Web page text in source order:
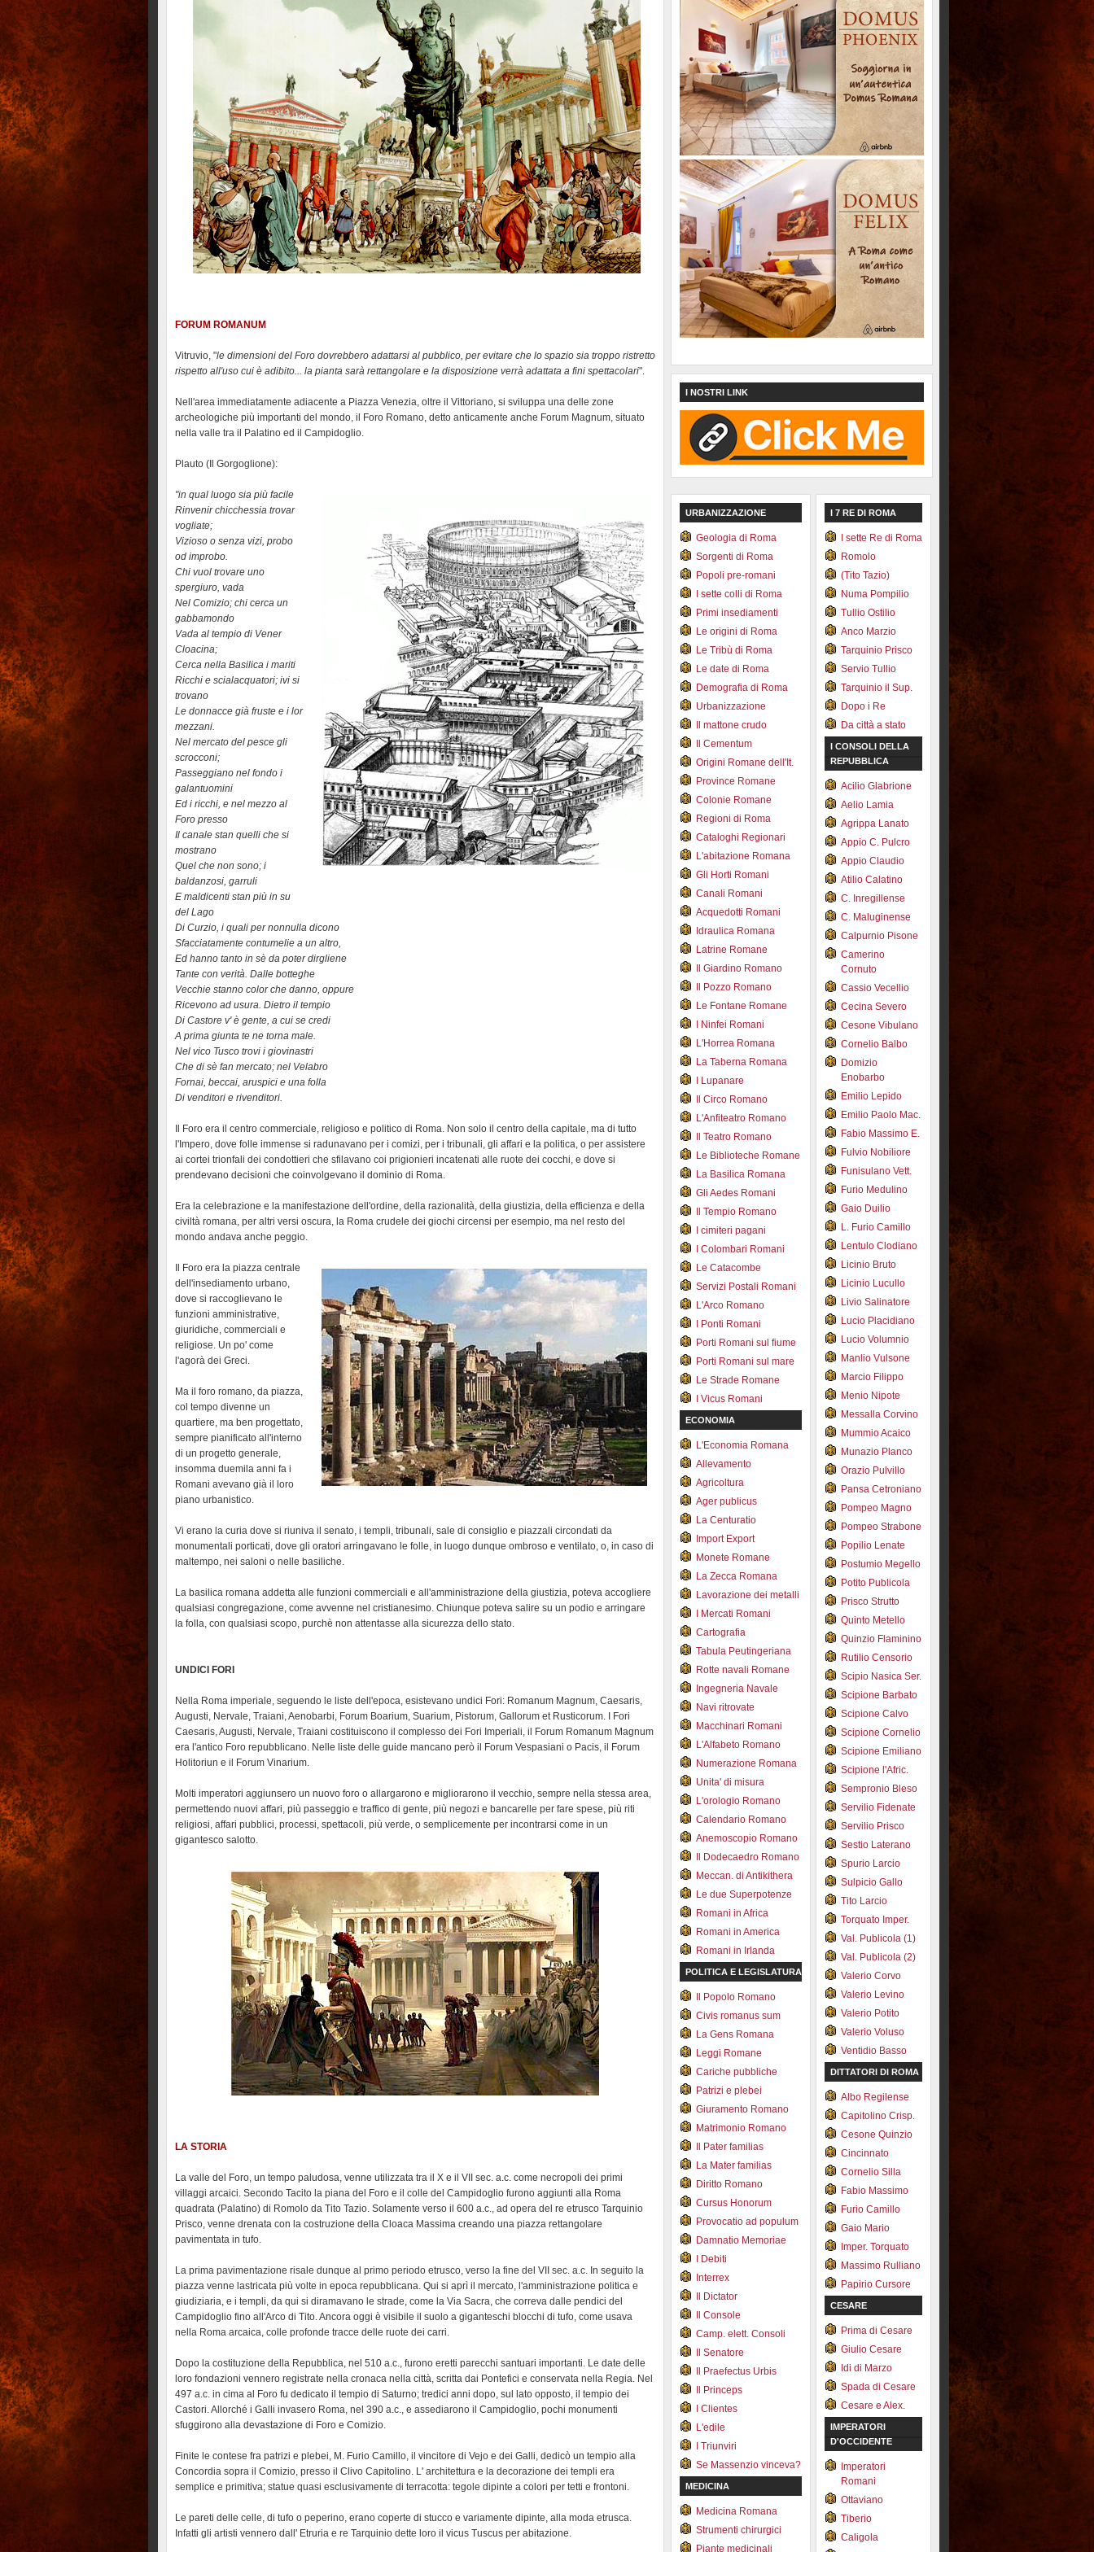
FORUM ROMANUM
Vitruvio, "le dimensioni del Foro dovrebbero adattarsi al pubblico, per evitare che lo spazio sia troppo ristretto
rispetto all'uso cui è adibito... la pianta sarà rettangolare e la disposizione verrà adattata a fini spettacolari".
Nell'area immediatamente adiacente a Piazza Venezia, oltre il Vittoriano, si sviluppa una delle zone
archeologiche più importanti del mondo, il Foro Romano, detto anticamente anche Forum Magnum, situato
nella valle tra il Palatino ed il Campidoglio.
Plauto (Il Gorgoglione):
"in qual luogo sia più facile
Rinvenir chicchessia trovar
vogliate;
Vizioso o senza vizi, probo
od improbo.
Chi vuol trovare uno
spergiuro, vada
Nel Comizio; chi cerca un
gabbamondo
Vada al tempio di Vener
Cloacina;
Cerca nella Basilica i mariti
Ricchi e scialacquatori; ivi si
trovano
Le donnacce già fruste e i lor
mezzani.
Nel mercato del pesce gli
scrocconi;
Passeggiano nel fondo i
galantuomini
Ed i ricchi, e nel mezzo al
Foro presso
Il canale stan quelli che si
mostrano
Quel che non sono; i
baldanzosi, garruli
E maldicenti stan più in su
del Lago
Di Curzio, i quali per nonnulla dicono
Sfacciatamente contumelie a un altro,
Ed hanno tanto in sè da poter dirgliene
Tante con verità. Dalle botteghe
Vecchie stanno color che danno, oppure
Ricevono ad usura. Dietro il tempio
Di Castore v' è gente, a cui se credi
A prima giunta te ne torna male.
Nel vico Tusco trovi i giovinastri
Che di sè fan mercato; nel Velabro
Fornai, beccai, aruspici e una folla
Di venditori e rivenditori.
Il Foro era il centro commerciale, religioso e politico di Roma. Non solo il centro della capitale, ma di tutto
l'Impero, dove folle immense si radunavano per i comizi, per i tribunali, gli affari e la politica, o per assistere
ai cortei trionfali dei condottieri che sfilavano coi prigionieri incatenati alle ruote dei cocchi, e dove si
prendevano decisioni che coinvolgevano il dominio di Roma.
Era la celebrazione e la manifestazione dell'ordine, della razionalità, della giustizia, della efficienza e della
civiltà romana, per altri versi oscura, la Roma crudele dei giochi circensi per esempio, ma nel resto del
mondo andava anche peggio.
Il Foro era la piazza centrale
dell'insediamento urbano,
dove si raccoglievano le
funzioni amministrative,
giuridiche, commerciali e
religiose. Un po' come
l'agorà dei Greci.
Ma il foro romano, da piazza,
col tempo divenne un
quartiere, ma ben progettato,
sempre pianificato all'interno
di un progetto generale,
insomma duemila anni fa i
Romani avevano già il loro
piano urbanistico.
Vi erano la curia dove si riuniva il senato, i templi, tribunali, sale di consiglio e piazzali circondati da
monumentali porticati, dove gli oratori arringavano le folle, in luogo dunque ombroso e ventilato, o, in caso di
maltempo, nei saloni o nelle basiliche.
La basilica romana addetta alle funzioni commerciali e all'amministrazione della giustizia, poteva accogliere
qualsiasi congregazione, come avvenne nel cristianesimo. Chiunque poteva salire su un podio e arringare
la folla, con qualsiasi scopo, purchè non attentasse alla sicurezza dello stato.
UNDICI FORI
Nella Roma imperiale, seguendo le liste dell'epoca, esistevano undici Fori: Romanum Magnum, Caesaris,
Augusti, Nervale, Traiani, Aenobarbi, Forum Boarium, Suarium, Pistorum, Gallorum et Rusticorum. I Fori
Caesaris, Augusti, Nervale, Traiani costituiscono il complesso dei Fori Imperiali, il Forum Romanum Magnum
era l'antico Foro repubblicano. Nelle liste delle guide mancano però il Forum Vespasiani o Pacis, il Forum
Holitoriun e il Forum Vinarium.
Molti imperatori aggiunsero un nuovo foro o allargarono e migliorarono il vecchio, sempre nella stessa area,
permettendo nuovi affari, più passeggio e traffico di gente, più negozi e bancarelle per fare spese, più riti
religiosi, affari pubblici, processi, spettacoli, più verde, o semplicemente per incontrarsi come in un
gigantesco salotto.
LA STORIA
La valle del Foro, un tempo paludosa, venne utilizzata tra il X e il VII sec. a.c. come necropoli dei primi
villaggi arcaici. Secondo Tacito la piana del Foro e il colle del Campidoglio furono aggiunti alla Roma
quadrata (Palatino) di Romolo da Tito Tazio. Solamente verso il 600 a.c., ad opera del re etrusco Tarquinio
Prisco, venne drenata con la costruzione della Cloaca Massima creando una piazza rettangolare
pavimentata in tufo.
La prima pavimentazione risale dunque al primo periodo etrusco, verso la fine del VII sec. a.c. In seguito la
piazza venne lastricata più volte in epoca repubblicana. Qui si aprì il mercato, l'amministrazione politica e
giudiziaria, e i templi, da qui si diramavano le strade, come la Via Sacra, che correva dalle pendici del
Campidoglio fino all'Arco di Tito. Ancora oggi è visibile il suolo a giganteschi blocchi di tufo, come usava
nella Roma arcaica, colle profonde tracce delle ruote dei carri.
Dopo la costituzione della Repubblica, nel 510 a.c., furono eretti parecchi santuari importanti. Le date delle
loro fondazioni vennero registrate nella cronaca nella città, scritta dai Pontefici e conservata nella Regia. Nel
497 a.c. in cima al Foro fu dedicato il tempio di Saturno; tredici anni dopo, sul lato opposto, il tempio dei
Castori. Allorché i Galli invasero Roma, nel 390 a.c., e assediarono il Campidoglio, pochi monumenti
sfuggirono alla devastazione di Foro e Comizio.
Finite le contese fra patrizi e plebei, M. Furio Camillo, il vincitore di Vejo e dei Galli, dedicò un tempio alla
Concordia sopra il Comizio, presso il Clivo Capitolino. L' architettura e la decorazione dei templi era
semplice e primitiva; statue quasi esclusivamente di terracotta: tegole dipinte a colori per tetti e frontoni.
Le pareti delle celle, di tufo o peperino, erano coperte di stucco e variamente dipinte, alla moda etrusca.
Infatti gli artisti vennero dall' Etruria e re Tarquinio dette loro il vicus Tuscus per abitazione.
I NOSTRI LINK
URBANIZZAZIONE
Geologia di Roma
Sorgenti di Roma
Popoli pre-romani
I sette colli di Roma
Primi insediamenti
Le origini di Roma
Le Tribù di Roma
Le date di Roma
Demografia di Roma
Urbanizzazione
Il mattone crudo
Il Cementum
Origini Romane dell'It.
Province Romane
Colonie Romane
Regioni di Roma
Cataloghi Regionari
L'abitazione Romana
Gli Horti Romani
Canali Romani
Acquedotti Romani
Idraulica Romana
Latrine Romane
Il Giardino Romano
Il Pozzo Romano
Le Fontane Romane
I Ninfei Romani
L'Horrea Romana
La Taberna Romana
I Lupanare
Il Circo Romano
L'Anfiteatro Romano
Il Teatro Romano
Le Biblioteche Romane
La Basilica Romana
Gli Aedes Romani
Il Tempio Romano
I cimiteri pagani
I Colombari Romani
Le Catacombe
Servizi Postali Romani
L'Arco Romano
I Ponti Romani
Porti Romani sul fiume
Porti Romani sul mare
Le Strade Romane
I Vicus Romani
ECONOMIA
L'Economia Romana
Allevamento
Agricoltura
Ager publicus
La Centuratio
Import Export
Monete Romane
La Zecca Romana
Lavorazione dei metalli
I Mercati Romani
Cartografia
Tabula Peutingeriana
Rotte navali Romane
Ingegneria Navale
Navi ritrovate
Macchinari Romani
L'Alfabeto Romano
Numerazione Romana
Unita' di misura
L'orologio Romano
Calendario Romano
Anemoscopio Romano
Il Dodecaedro Romano
Meccan. di Antikithera
Le due Superpotenze
Romani in Africa
Romani in America
Romani in Irlanda
POLITICA E LEGISLATURA
Il Popolo Romano
Civis romanus sum
La Gens Romana
Leggi Romane
Cariche pubbliche
Patrizi e plebei
Giuramento Romano
Matrimonio Romano
Il Pater familias
La Mater familias
Diritto Romano
Cursus Honorum
Provocatio ad populum
Damnatio Memoriae
I Debiti
Interrex
Il Dictator
Il Console
Camp. elett. Consoli
Il Senatore
Il Praefectus Urbis
Il Princeps
I Clientes
L'edile
I Triunviri
Se Massenzio vinceva?
MEDICINA
Medicina Romana
Strumenti chirurgici
Piante medicinali
I 7 RE DI ROMA
I sette Re di Roma
Romolo
(Tito Tazio)
Numa Pompilio
Tullio Ostilio
Anco Marzio
Tarquinio Prisco
Servio Tullio
Tarquinio il Sup.
Dopo i Re
Da città a stato
I CONSOLI DELLA
REPUBBLICA
Acilio Glabrione
Aelio Lamia
Agrippa Lanato
Appio C. Pulcro
Appio Claudio
Atilio Calatino
C. Inregillense
C. Maluginense
Calpurnio Pisone
Camerino
Cornuto
Cassio Vecellio
Cecina Severo
Cesone Vibulano
Cornelio Balbo
Domizio
Enobarbo
Emilio Lepido
Emilio Paolo Mac.
Fabio Massimo E.
Fulvio Nobiliore
Funisulano Vett.
Furio Medulino
Gaio Duilio
L. Furio Camillo
Lentulo Clodiano
Licinio Bruto
Licinio Lucullo
Livio Salinatore
Lucio Placidiano
Lucio Volumnio
Manlio Vulsone
Marcio Filippo
Menio Nipote
Messalla Corvino
Mummio Acaico
Munazio Planco
Orazio Pulvillo
Pansa Cetroniano
Pompeo Magno
Pompeo Strabone
Popilio Lenate
Postumio Megello
Potito Publicola
Prisco Strutto
Quinto Metello
Quinzio Flaminino
Rutilio Censorio
Scipio Nasica Ser.
Scipione Barbato
Scipione Calvo
Scipione Cornelio
Scipione Emiliano
Scipione l'Afric.
Sempronio Bleso
Servilio Fidenate
Servilio Prisco
Sestio Laterano
Spurio Larcio
Sulpicio Gallo
Tito Larcio
Torquato Imper.
Val. Publicola (1)
Val. Publicola (2)
Valerio Corvo
Valerio Levino
Valerio Potito
Valerio Voluso
Ventidio Basso
DITTATORI DI ROMA
Albo Regilense
Capitolino Crisp.
Cesone Quinzio
Cincinnato
Cornelio Silla
Fabio Massimo
Furio Camillo
Gaio Mario
Imper. Torquato
Massimo Rulliano
Papirio Cursore
CESARE
Prima di Cesare
Giulio Cesare
Idi di Marzo
Spada di Cesare
Cesare e Alex.
IMPERATORI
D'OCCIDENTE
Imperatori
Romani
Ottaviano
Tiberio
Caligola